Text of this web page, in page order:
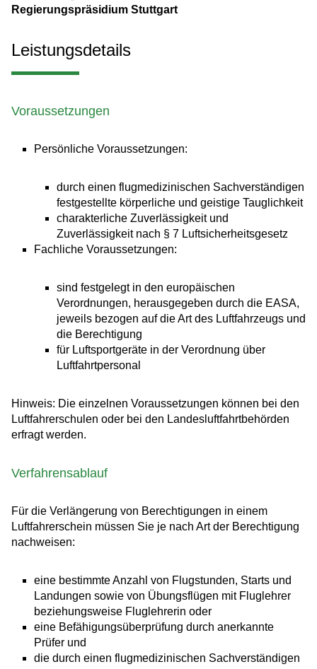
Regierungspräsidium Stuttgart
Leistungsdetails
Voraussetzungen
Persönliche Voraussetzungen:
durch einen flugmedizinischen Sachverständigen
festgestellte körperliche und geistige Tauglichkeit
charakterliche Zuverlässigkeit und
Zuverlässigkeit nach § 7 Luftsicherheitsgesetz
Fachliche Voraussetzungen:
sind festgelegt in den europäischen
Verordnungen, herausgegeben durch die EASA,
jeweils bezogen auf die Art des Luftfahrzeugs und
die Berechtigung
für Luftsportgeräte in der Verordnung über
Luftfahrtpersonal
Hinweis: Die einzelnen Voraussetzungen können bei den
Luftfahrerschulen oder bei den Landesluftfahrtbehörden
erfragt werden.
Verfahrensablauf
Für die Verlängerung von Berechtigungen in einem
Luftfahrerschein müssen Sie je nach Art der Berechtigung
nachweisen:
eine bestimmte Anzahl von Flugstunden, Starts und
Landungen sowie von Übungsflügen mit Fluglehrer
beziehungsweise Fluglehrerin oder
eine Befähigungsüberprüfung durch anerkannte
Prüfer und
die durch einen flugmedizinischen Sachverständigen